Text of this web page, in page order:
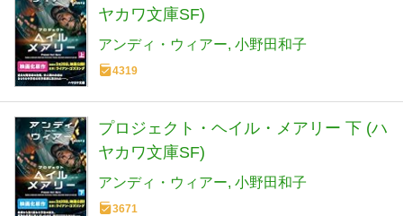
ヤカワ文庫SF)
アンディ・ウィアー 小野田和子
4319
プロジェクト・ヘイル・メアリー 下 (ハ
ヤカワ文庫SF)
アンディ・ウィアー 小野田和子
3671